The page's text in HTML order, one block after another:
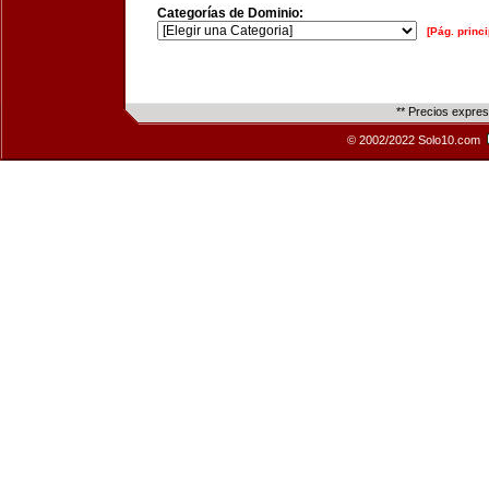
Categorías de Dominio:
[Pág.
** Precios
© 2002/2022 Solo10.com